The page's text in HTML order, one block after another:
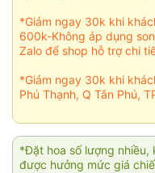
*Giảm ngay 30k khi
600k-Không áp dụng
Zalo để shop hỗ trợ chi
*Giảm ngay 30k khi
Phú Thạnh, Q Tân Phú,
*Đặt hoa số lượng nhiều,
được hưởng mức giá